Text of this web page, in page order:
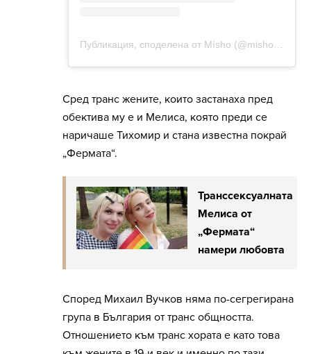
Сред транс жените, които застанаха пред
обектива му е и Мелиса, която преди се
наричаше Тихомир и стана известна покрай
„Фермата“.
Транссексуалната
Мелиса от
„Фермата“
намери любовта
Според Михаил Вучков няма по-сегрегирана
група в България от транс общността.
Отношението към транс хората е като това